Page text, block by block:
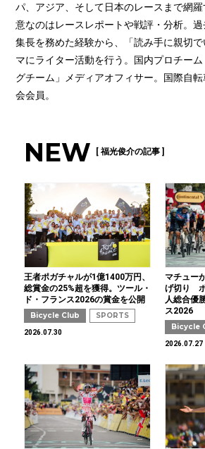
パ、アジア、そして日本のレースまで網
意なのはレースレポートや戦評・分析。
集長を務めた経験から、「読み手に親切
マにライター活動を行う。国内プロチー
グチーム」メディアオフィサー。国際自
会会員。
NEW [ 福光俊介の記事 ]
王者ポガチャルが1億1400万円、
総賞金の25%超を獲得。ツール・
ド・フランス2026の賞金を公開
Bicycle Club SPORTS
2026.07.30
マチュー
げ切り
人総合優
ス2026
Bicycle
2026.07.27